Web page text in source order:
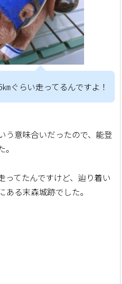
ぐらい走ってるんですよ！
う意味合いだったので、能登
ってたんですけど、辿り着い
る末森城跡でした。